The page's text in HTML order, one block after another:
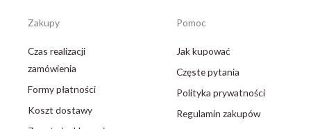
Zakupy
Czas realizacji
zamówienia
Formy płatności
Koszt dostawy
Pomoc
Jak kupować
Częste pytania
Polityka prywatności
Regulamin zakupów